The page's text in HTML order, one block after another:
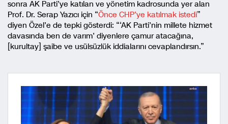
sonra AK Parti’ye katılan ve yönetim kadrosunda yer alan
Prof. Dr. Serap Yazıcı için “Önce CHP’ye katılmak istedi”
diyen Özel’e de tepki gösterdi: “‘AK Parti’nin millete hizmet
davasında ben de varım’ diyenlere çamur atacağına,
[kurultay] şaibe ve usülsüzlük iddialarını cevaplandırsın.”